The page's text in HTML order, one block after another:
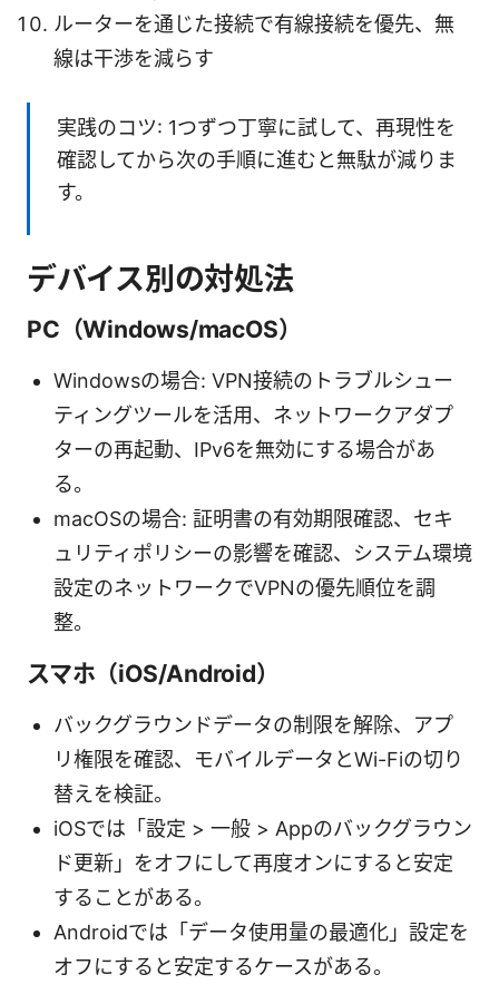
ルーターを通じた接続で有線接続を優先、無
線は干渉を減らす
実践のコツ: 1つずつ丁寧に試して、再現性を
確認してから次の手順に進むと無駄が減りま
す。
デバイス別の対処法
PC（Windows/macOS）
Windowsの場合: VPN接続のトラブルシュー
ティングツールを活用、ネットワークアダプ
ターの再起動、IPv6を無効にする場合があ
る。
macOSの場合: 証明書の有効期限確認、セキ
ュリティポリシーの影響を確認、システム環境
設定のネットワークでVPNの優先順位を調
整。
スマホ（iOS/Android）
バックグラウンドデータの制限を解除、アプ
リ権限を確認、モバイルデータとWi-Fiの切り
替えを検証。
iOSでは「設定 > 一般 > Appのバックグラウン
ド更新」をオフにして再度オンにすると安定
することがある。
Androidでは「データ使用量の最適化」設定を
オフにすると安定するケースがある。